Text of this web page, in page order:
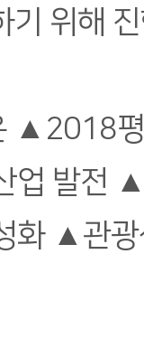
기 위해
▲2018
업 발전
화 ▲관광